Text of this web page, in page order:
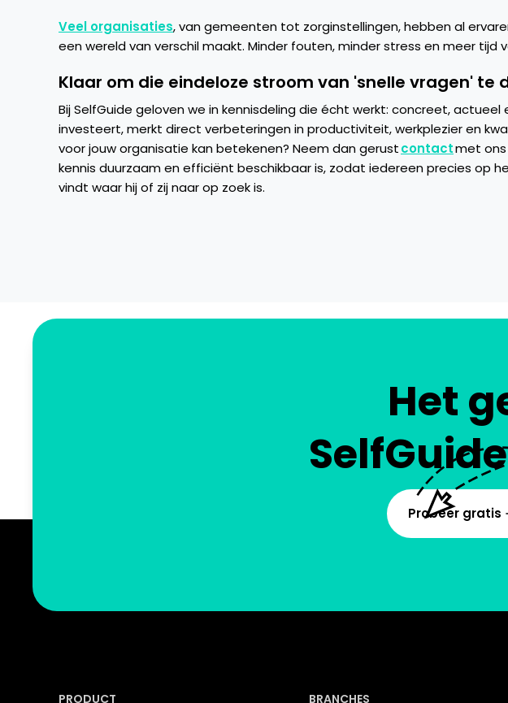
Veel organisaties, van gemeenten tot zorginstellingen, hebben al
een wereld van verschil maakt. Minder fouten, minder stress en meer tijd
Klaar om die eindeloze stroom van 'snelle vragen' te
Bij SelfGuide geloven we in kennisdeling die écht werkt: concreet, actueel
investeert, merkt direct verbeteringen in productiviteit, werkplezier en
voor jouw organisatie kan betekenen? Neem dan gerustcontactmet
kennis duurzaam en efficiënt beschikbaar is, zodat iedereen precies op
vindt waar hij of zij naar op zoek is.
Het
Probeer gratis
PRODUCT BRANCHES